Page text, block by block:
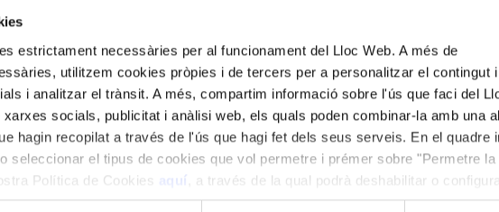
estrictament necessàries per al funcionament del Lloc Web. A més de
utilitzem cookies pròpies i de tercers per a personalitzar el contingut
i analitzar el trànsit. A més, compartim informació sobre l'ús que faci del
socials, publicitat i anàlisi web, els quals poden combinar-la amb una
hagin recopilat a través de l'ús que hagi fet dels seus serveis. En el quadre
seleccionar el tipus de cookies que vol permetre i prémer sobre "Permetre
Política de Cookies
aquí
, a través de la qual podrà deshabilitar o